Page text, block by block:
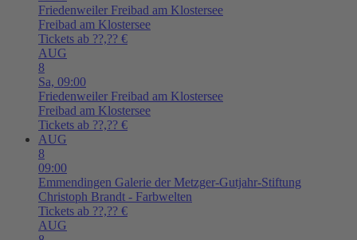
Friedenweiler Freibad am Klostersee
Freibad am Klostersee
Tickets ab ??,?? €
AUG
8
Sa, 09:00
Friedenweiler Freibad am Klostersee
Freibad am Klostersee
Tickets ab ??,?? €
AUG
8
09:00
Emmendingen Galerie der Metzger-Gutjahr-Stiftung
Christoph Brandt - Farbwelten
Tickets ab ??,?? €
AUG